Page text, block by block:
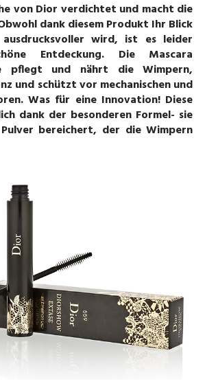
von Dior verdichtet und macht die
dank diesem Produkt Ihr Blick
wird, ist es leider
Entdeckung. Die Mascara
pflegt und nährt die Wimpern,
und schützt vor mechanischen und
Was für eine Innovation! Diese
dank der besonderen Formel- sie
bereichert, der die Wimpern